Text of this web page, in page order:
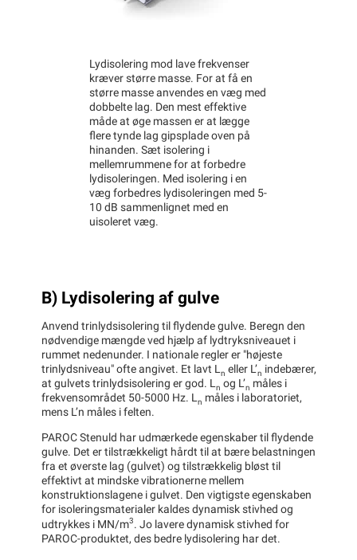
Lydisolering mod lave frekvenser
kræver større masse. For at få en
større masse anvendes en væg med
dobbelte lag. Den mest effektive
måde at øge massen er at lægge
flere tynde lag gipsplade oven på
hinanden. Sæt isolering i
mellemrummene for at forbedre
lydisoleringen. Med isolering i en
væg forbedres lydisoleringen med 5-
10 dB sammenlignet med en
uisoleret væg.
B) Lydisolering af gulve
Anvend trinlydsisolering til flydende gulve. Beregn den
nødvendige mængde ved hjælp af lydtryksniveauet i
rummet nedenunder. I nationale regler er "højeste
trinlydsniveau" ofte angivet. Et lavt Ln eller L’n indebærer,
at gulvets trinlydsisolering er god. Ln og L’n måles i
frekvensområdet 50-5000 Hz. Ln måles i laboratoriet,
mens L’n måles i felten.
PAROC Stenuld har udmærkede egenskaber til flydende
gulve. Det er tilstrækkeligt hårdt til at bære belastningen
fra et øverste lag (gulvet) og tilstrækkelig bløst til
effektivt at mindske vibrationerne mellem
konstruktionslagene i gulvet. Den vigtigste egenskaben
for isoleringsmaterialer kaldes dynamisk stivhed og
udtrykkes i MN/m3. Jo lavere dynamisk stivhed for
PAROC-produktet, des bedre lydisolering har det.